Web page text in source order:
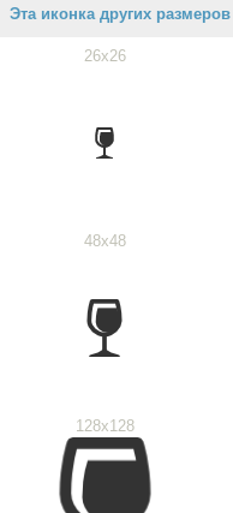
Эта иконка других размеров
26x26
48x48
128x128